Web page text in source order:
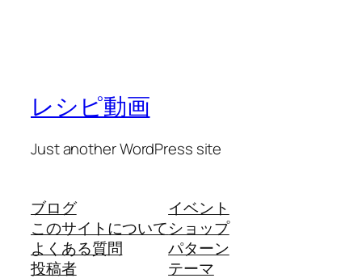
レシピ動画
Just another WordPress site
ブログ
このサイトについて
よくある質問
投稿者
イベント
ショップ
パターン
テーマ